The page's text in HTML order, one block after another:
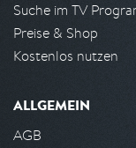
Suche im TV
Preise & Shop
Kostenlos nutzen
ALLGEMEIN
AGB